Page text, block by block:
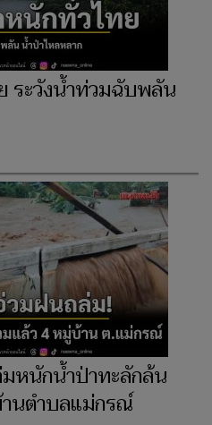
ระวังน้ำท่วมฉับพลัน
มหนักน้ำป่าทะลักล้น
นตำบลแม่กรณ์